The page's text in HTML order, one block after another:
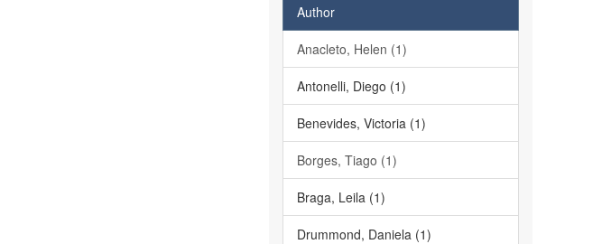
Author
Anacleto, Helen (1)
Antonelli, Diego (1)
Benevides, Victoria (1)
Borges, Tiago (1)
Braga, Leila (1)
Drummond, Daniela (1)